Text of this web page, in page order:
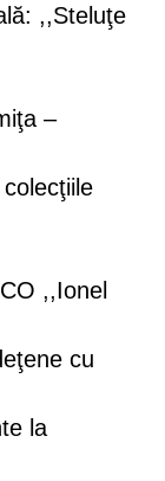
,,Steluţe
–
,,Ionel
cu
la